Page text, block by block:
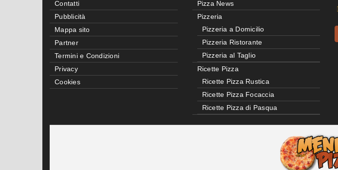
Contatti
Pubblicità
Mappa sito
Partner
Termini e Condizioni
Privacy
Cookies
Pizza News
Pizzeria
Pizzeria a Domicilio
Pizzeria Ristorante
Pizzeria al Taglio
Ricette Pizza
Ricette Pizza Rustica
Ricette Pizza Focaccia
Ricette Pizza di Pasqua